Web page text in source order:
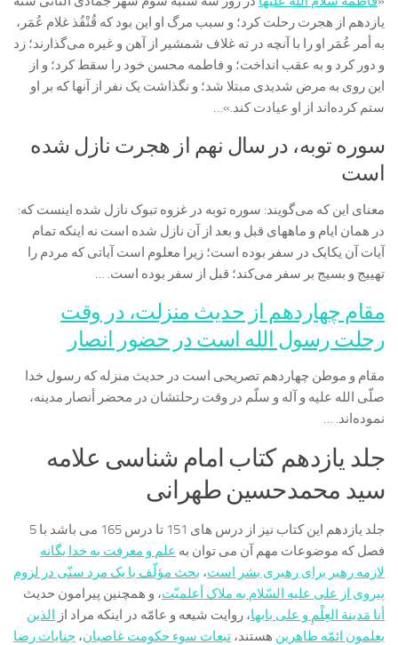
یازدهم از هجرت رحلت کرد؛ و سبب مرگ او این بود که قُنْفُذ غلام عُمَر،
به أمر عُمَر او را با آنچه در ته غلاف شمشیر از آهن و غیره می‌گذارند؛ زد
و دور کرد و به عقب انداخت؛ و فاطمه محسن خود را سقط کرد؛ و از
این روی به مرض شدیدی مبتلا شد؛ و نگذاشت یک نفر از آنها که بر او
ستم کرده‌اند از او عیادت کند.»…
سوره توبه، در سال نهم از هجرت نازل شده
است‌
معنای این که می‌گویند: سوره توبه در غزوه تبوک نازل شده اینست که:
در همان ایام و ماههای قبل و بعد از آن نازل شده است نه اینکه تمام
آیات آن یکایک در سفر بوده است؛ زیرا معلوم است آیاتی که مردم را
تهییج و بسیج بر سفر می‌کند؛ قبل از سفر بوده است. …
مقام چهاردهم از حدیث منزلت، در وقت
رحلت رسول الله است در حضور انصار
مقام و موطن چهاردهم تصریحی است در حدیث منزله که رسول خدا
صلّی الله علیه و آله و سلّم در وقت رحلتشان در محضر أنصار مدینه،
نموده‌اند. …
جلد یازدهم کتاب امام شناسی علامه
سید محمدحسین طهرانی
جلد یازدهم این کتاب نیز از درس های 151 تا درس 165 می باشد با 5
فصل که موضوعات مهم آن می توان به علم و معرفت به خدا یگانه
لازمه رهبر براى رهبرى بشر است، بحث مؤلّف با یک مرد سنّى در لزوم
پیروى از على علیه السّلام به ملاک أعلمیّت‌، و همچنین پیرامون حدیث
أنا مَدینة العِلْمِ و على بابها، روایت شیعه و عامّه در اینکه مراد از الذین
یعلمون ائمّه طاهرین هستند، تبعات سوء حکومت غاصبان‌، جنایات رضا